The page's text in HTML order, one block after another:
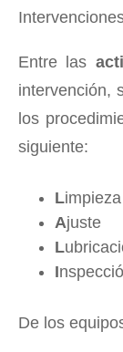
Entre las
intervención,
los
siguiente:
Limpieza
Ajuste
L
I
De los